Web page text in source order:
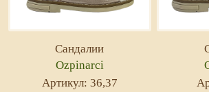
Сандалии
Ozpinarci
Артикул: 36,37